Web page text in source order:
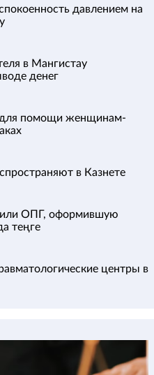
давлением на
в Мангистау
денег
для помощи женщинам-
в Казнете
ОПГ, оформившую
теңге
центры в